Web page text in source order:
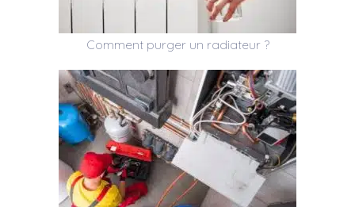
Comment purger un radiateur ?